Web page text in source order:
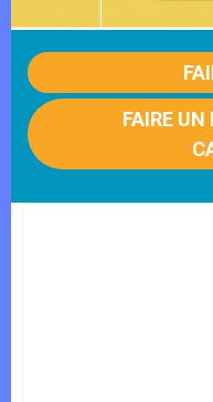
FAIRE UN